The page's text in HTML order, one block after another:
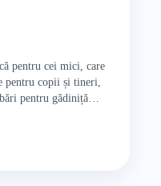
pentru cei mici, care
pentru copii și tineri,
pentru gădiniță…